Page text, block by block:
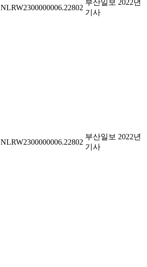
NLRW2300000006.22802
부산일보 2022년
기사
NLRW2300000006.22802
부산일보 2022년
기사